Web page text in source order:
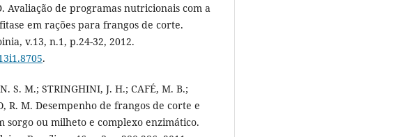
Avaliação de programas nutricionais com a
em rações para frangos de corte.
v.13, n.1, p.24-32, 2012.
.
S. M.; STRINGHINI, J. H.; CAFÉ, M. B.;
R. M. Desempenho de frangos de corte e
sorgo ou milheto e complexo enzimático.